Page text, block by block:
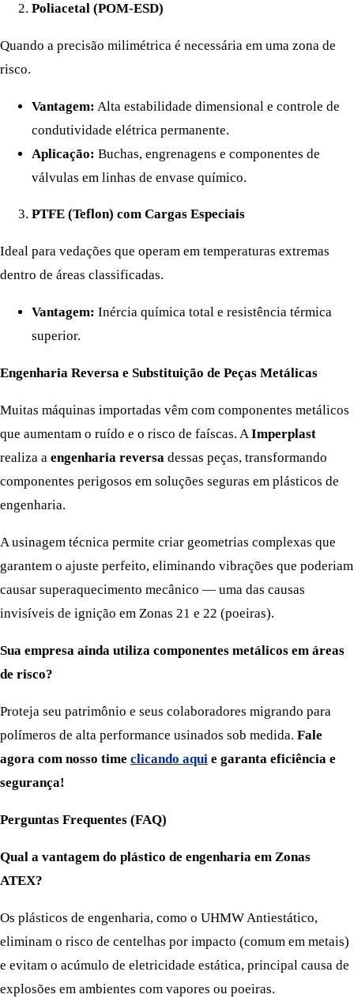
Poliacetal (POM-ESD)
Quando a precisão milimétrica é necessária em uma zona de
risco.
Vantagem: Alta estabilidade dimensional e controle de
condutividade elétrica permanente.
Aplicação: Buchas, engrenagens e componentes de
válvulas em linhas de envase químico.
PTFE (Teflon) com Cargas Especiais
Ideal para vedações que operam em temperaturas extremas
dentro de áreas classificadas.
Vantagem: Inércia química total e resistência térmica
superior.
Engenharia Reversa e Substituição de Peças Metálicas
Muitas máquinas importadas vêm com componentes metálicos
que aumentam o ruído e o risco de faíscas. AImperplast
realiza a engenharia reversa dessas peças, transformando
componentes perigosos em soluções seguras em plásticos de
engenharia.
A usinagem técnica permite criar geometrias complexas que
garantem o ajuste perfeito, eliminando vibrações que poderiam
causar superaquecimento mecânico — uma das causas
invisíveis de ignição em Zonas 21 e 22 (poeiras).
Sua empresa ainda utiliza componentes metálicos em áreas
de risco?
Proteja seu patrimônio e seus colaboradores migrando para
polímeros de alta performance usinados sob medida. Fale
agora com nosso time clicando aqui e garanta eficiência e
segurança!
Perguntas Frequentes (FAQ)
Qual a vantagem do plástico de engenharia em Zonas
ATEX?
Os plásticos de engenharia, como o UHMW Antiestático,
eliminam o risco de centelhas por impacto (comum em metais)
e evitam o acúmulo de eletricidade estática, principal causa de
explosões em ambientes com vapores ou poeiras.